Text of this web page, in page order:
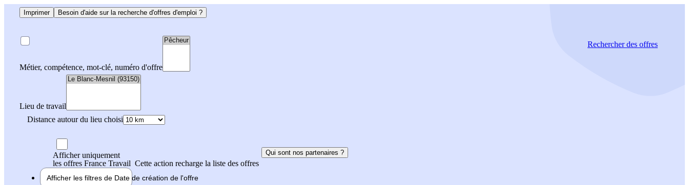
Imprimer Besoin d'aide sur la recherche d'offres d'emploi ?
Métier, compétence, mot-clé, numéro d'offre
Lieu de travail
Distance autour du lieu choisi
Rechercherdes offres
Afficher uniquement
les offres France Travail Cette action recharge la liste des offres
Qui sont nos partenaires ?
Afficher les filtres de Date de création de l'offre